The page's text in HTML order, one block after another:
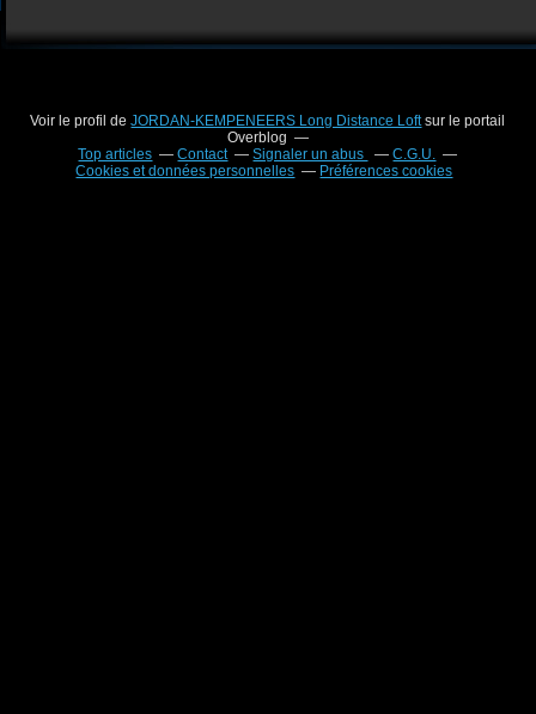
Voir le profil deJORDAN-KEMPENEERS Long Distance Loftsur le portail
Overblog
Top articles
Contact Signaler un abus
C.G.U.
Cookies et données personnelles
Préférences cookies